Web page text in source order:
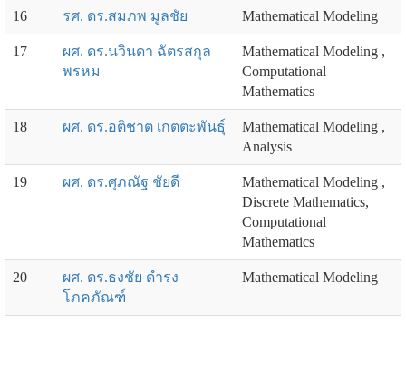
16 รศ. ดร.สมภพ มูลชัย Mathematical Modeling
17
ผศ. ดร.นวินดา ฉัตรสกุล
พรหม
Mathematical Modeling ,
Computational
Mathematics
18 ผศ. ดร.อติชาต เกตตะพันธุ์
Mathematical Modeling ,
Analysis
19 ผศ. ดร.ศุภณัฐ ชัยดี
Mathematical Modeling ,
Discrete Mathematics,
Computational
Mathematics
20
ผศ. ดร.ธงชัย ดำรง
โภคภัณฑ์
Mathematical Modeling